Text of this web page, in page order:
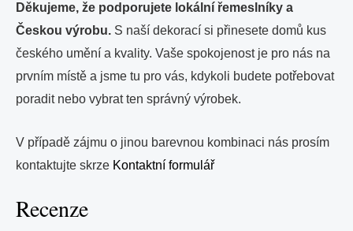
Děkujeme, že podporujete lokální řemeslníky a
Českou výrobu. S naší dekorací si přinesete domů kus
českého umění a kvality. Vaše spokojenost je pro nás na
prvním místě a jsme tu pro vás, kdykoli budete potřebovat
poradit nebo vybrat ten správný výrobek.
V případě zájmu o jinou barevnou kombinaci nás prosím
kontaktujte skrze Kontaktní formulář
Recenze